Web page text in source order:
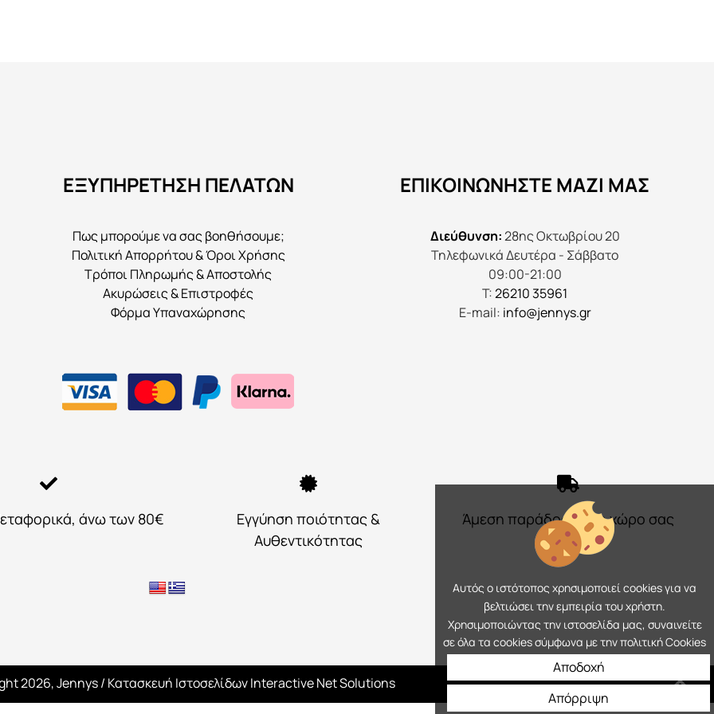
ΕΞΥΠΗΡΕΤΗΣΗ ΠΕΛΑΤΩΝ
Πως μπορούμε να σας βοηθήσουμε;
Πολιτική Απορρήτου & Όροι Χρήσης
Τρόποι Πληρωμής & Αποστολής
Ακυρώσεις & Επιστροφές
Φόρμα Υπαναχώρησης
ΕΠΙΚΟΙΝΩΝΉΣΤΕ ΜΑΖΊ ΜΑΣ
Διεύθυνση:28ης Οκτωβρίου 20
Τηλεφωνικά Δευτέρα - Σάββατο
09:00-21:00
Τ:26210 35961
E-mail: info@jennys.gr
άνω των 80€
Εγγύηση ποιότητας &
Αυθεντικότητας
Άμεση παράδοση στο χώρο σας
2026, Jennys/ Κατασκευή ΙστοσελίδωνInteractive Net Solutions
Αυτός ο ιστότοπος χρησιμοποιεί cookies για να
βελτιώσει την εμπειρία του χρήστη.
Χρησιμοποιώντας την ιστοσελίδα μας, συναινείτε
σε όλα τα cookies σύμφωνα με την πολιτική Cookies
Αποδοχή
Απόρριψη